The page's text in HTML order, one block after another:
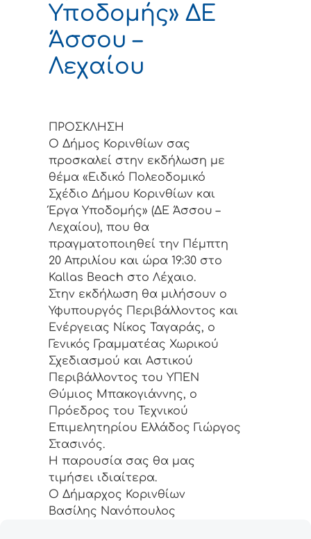
Υποδομής» ΔΕ
Άσσου –
Λεχαίου
ΠΡΟΣΚΛΗΣΗ
Ο Δήμος Κορινθίων σας
προσκαλεί στην εκδήλωση με
θέμα «Ειδικό Πολεοδομικό
Σχέδιο Δήμου Κορινθίων και
Έργα Υποδομής» (ΔΕ Άσσου –
Λεχαίου), που θα
πραγματοποιηθεί την Πέμπτη
20 Απριλίου και ώρα 19:30 στο
Kallas Beach στο Λέχαιο.
Στην εκδήλωση θα μιλήσουν ο
Υφυπουργός Περιβάλλοντος και
Ενέργειας Νίκος Ταγαράς, ο
Γενικός Γραμματέας Χωρικού
Σχεδιασμού και Αστικού
Περιβάλλοντος του ΥΠΕΝ
Θύμιος Μπακογιάννης, ο
Πρόεδρος του Τεχνικού
Επιμελητηρίου Ελλάδος Γιώργος
Στασινός.
Η παρουσία σας θα μας
τιμήσει ιδιαίτερα.
Ο Δήμαρχος Κορινθίων
Βασίλης Νανόπουλος